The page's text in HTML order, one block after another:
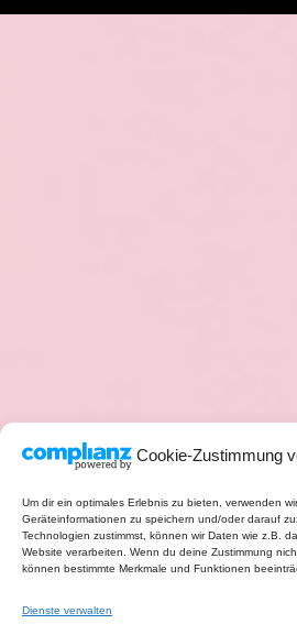
Cookie-Zustimmung
Um dir ein optimales Erlebnis zu bieten, verwenden
Geräteinformationen zu speichern und/oder darauf
Technologien zustimmst, können wir Daten wie z.B.
Website verarbeiten. Wenn du deine Zustimmung
können bestimmte Merkmale und Funktionen
Dienste verwalten